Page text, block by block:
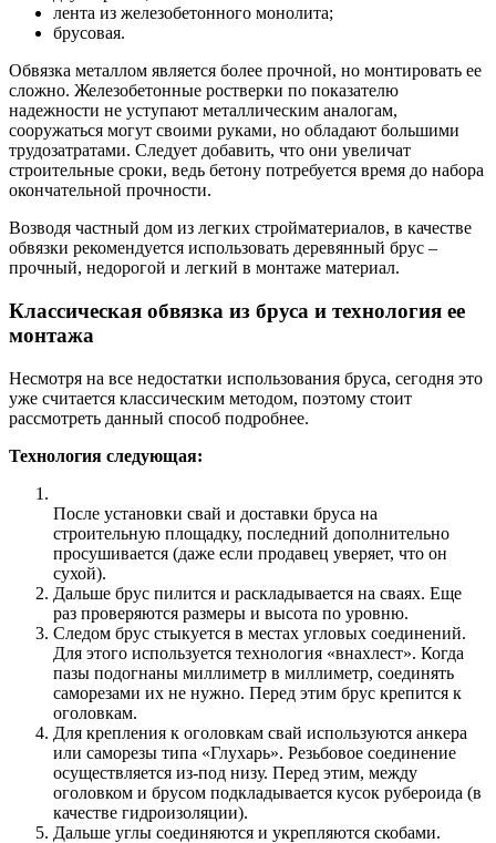
лента из железобетонного монолита;
брусовая.
Обвязка металлом является более прочной, но монтировать ее
сложно. Железобетонные ростверки по показателю
надежности не уступают металлическим аналогам,
сооружаться могут своими руками, но обладают большими
трудозатратами. Следует добавить, что они увеличат
строительные сроки, ведь бетону потребуется время до набора
окончательной прочности.
Возводя частный дом из легких стройматериалов, в качестве
обвязки рекомендуется использовать деревянный брус –
прочный, недорогой и легкий в монтаже материал.
Классическая обвязка из бруса и технология ее
монтажа
Несмотря на все недостатки использования бруса, сегодня это
уже считается классическим методом, поэтому стоит
рассмотреть данный способ подробнее.
Технология следующая:
После установки свай и доставки бруса на
строительную площадку, последний дополнительно
просушивается (даже если продавец уверяет, что он
сухой).
Дальше брус пилится и раскладывается на сваях. Еще
раз проверяются размеры и высота по уровню.
Следом брус стыкуется в местах угловых соединений.
Для этого используется технология «внахлест». Когда
пазы подогнаны миллиметр в миллиметр, соединять
саморезами их не нужно. Перед этим брус крепится к
оголовкам.
Для крепления к оголовкам свай используются анкера
или саморезы типа «Глухарь». Резьбовое соединение
осуществляется из-под низу. Перед этим, между
оголовком и брусом подкладывается кусок рубероида (в
качестве гидроизоляции).
Дальше углы соединяются и укрепляются скобами.